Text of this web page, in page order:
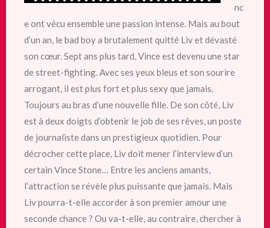
nc
e ont vécu ensemble une passion intense. Mais au bout
d’un an, le bad boy a brutalement quitté Liv et dévasté
son cœur. Sept ans plus tard, Vince est devenu une star
de street-fighting. Avec ses yeux bleus et son sourire
arrogant, il est plus fort et plus sexy que jamais.
Toujours au bras d’une nouvelle fille. De son côté, Liv
est à deux doigts d’obtenir le job de ses rêves, un poste
de journaliste dans un prestigieux quotidien. Pour
décrocher cette place, Liv doit mener l’interview d’un
certain Vince Stone… Entre les anciens amants,
l’attraction se révèle plus puissante que jamais. Mais
Liv pourra-t-elle accorder à son premier amour une
seconde chance ? Ou va-t-elle, au contraire, chercher à